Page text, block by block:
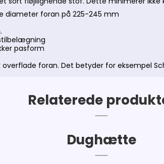
diameter foran på 225-245 mm
pasform
overflade foran. Det betyder for eksempel
Relaterede
Dughætte